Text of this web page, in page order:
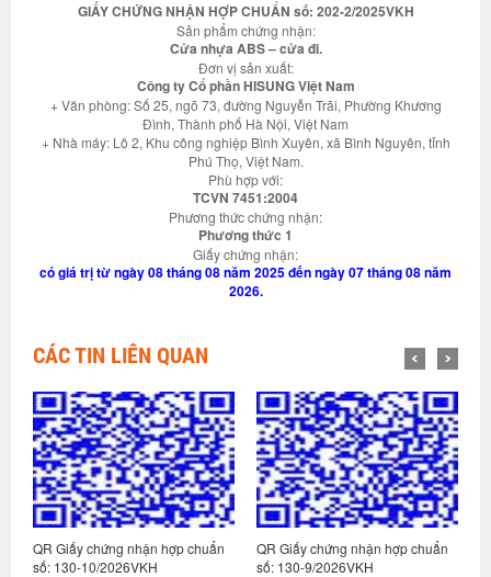
GIẤY CHỨNG NHẬN HỢP CHUẨN số: 202-2/2025VKH
Sản phẩm chứng nhận:
Cửa nhựa ABS – cửa đi.
Đơn vị sản xuất:
Công ty Cổ phần HISUNG Việt Nam
+ Văn phòng: Số 25, ngõ 73, đường Nguyễn Trãi, Phường Khương
Đình, Thành phố Hà Nội, Việt Nam
+ Nhà máy: Lô 2, Khu công nghiệp Bình Xuyên, xã Bình Nguyên, tỉnh
Phú Thọ, Việt Nam.
Phù hợp với:
TCVN 7451:2004
Phương thức chứng nhận:
Phương thức 1
Giấy chứng nhận:
có giá trị từ ngày 08 tháng 08 năm 2025 đến ngày 07 tháng 08 năm
2026.
CÁC TIN LIÊN QUAN
QR Giấy chứng nhận hợp chuẩn
số: 130-10/2026VKH
QR Giấy chứng nhận hợp chuẩn
số: 130-9/2026VKH